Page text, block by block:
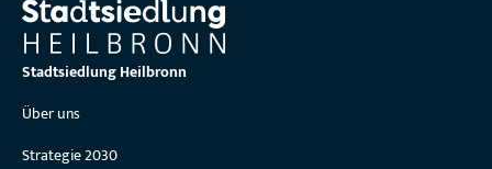
Stadtsiedlung Heilbronn
Über uns
Strategie 2030